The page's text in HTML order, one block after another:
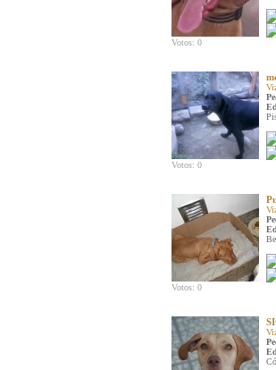
Votos: 0
Votos: 0
Votos: 0